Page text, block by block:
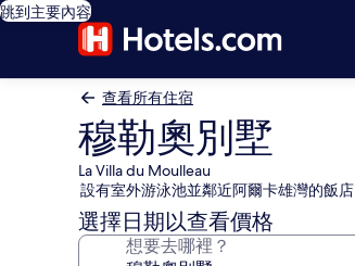
跳到主要內容
查看所有住宿
穆勒奧別墅
La Villa du Moulleau
設有室外游泳池並鄰近阿爾卡雄灣的飯店
選擇日期以查看價格
想要去哪裡？